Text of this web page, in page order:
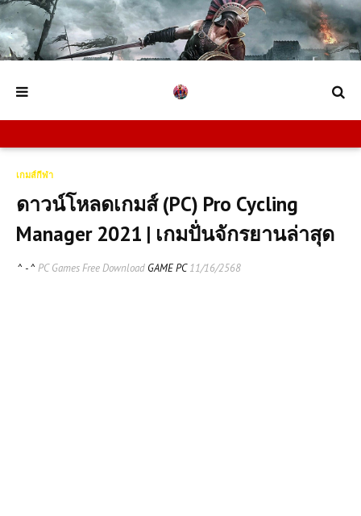
เกมส์กีฬา
ดาวน์โหลดเกมส์ (PC) Pro Cycling
Manager 2021 | เกมปั่นจักรยานล่าสุด
^ - ^ PC Games Free Download GAME PC11/16/2568